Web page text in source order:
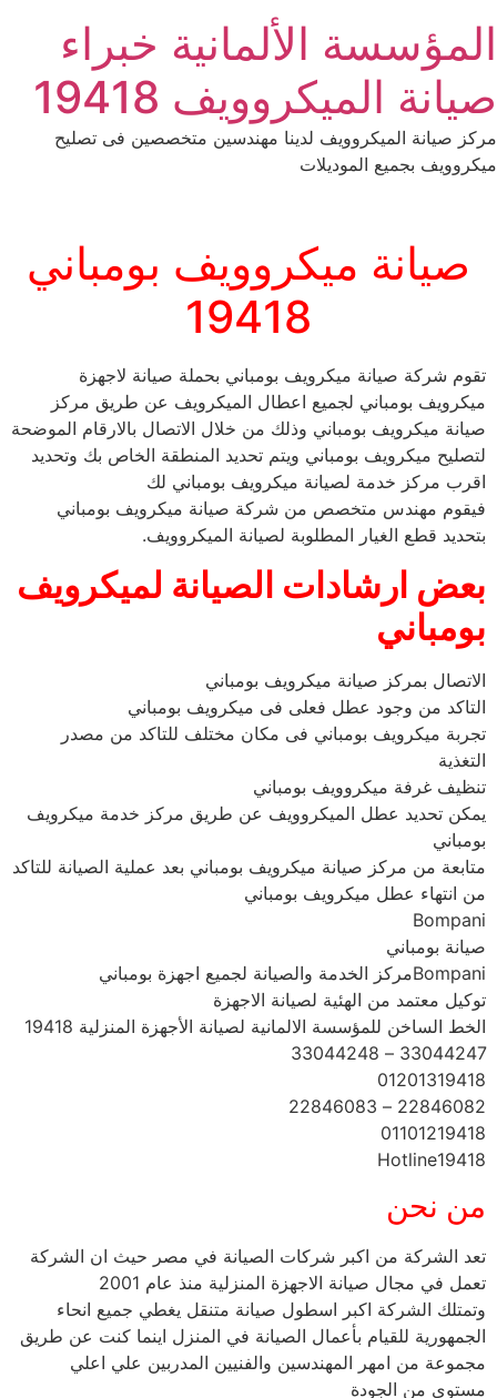
content
المؤسسة الألمانية خبراء
صيانة الميكروويف 19418
مركز صيانة الميكروويف لدينا مهندسين متخصصين فى تصليح
ميكروويف بجميع الموديلات
صيانة ميكروويف بومباني
19418
تقوم شركة صيانة ميكرويف بومباني بحملة صيانة لاجهزة
ميكرويف بومباني لجميع اعطال الميكرويف عن طريق مركز
صيانة ميكرويف بومباني وذلك من خلال الاتصال بالارقام الموضحة
لتصليح ميكرويف بومباني ويتم تحديد المنطقة الخاص بك وتحديد
اقرب مركز خدمة لصيانة ميكرويف بومباني لك
فيقوم مهندس متخصص من شركة صيانة ميكرويف بومباني
بتحديد قطع الغيار المطلوبة لصيانة الميكروويف.
بعض ارشادات الصيانة لميكرويف
بومباني
الاتصال بمركز صيانة ميكرويف بومباني
التاكد من وجود عطل فعلى فى ميكرويف بومباني
تجربة ميكرويف بومباني فى مكان مختلف للتاكد من مصدر
التغذية
تنظيف غرفة ميكروويف بومباني
يمكن تحديد عطل الميكروويف عن طريق مركز خدمة ميكرويف
بومباني
متابعة من مركز صيانة ميكرويف بومباني بعد عملية الصيانة للتاكد
من انتهاء عطل ميكرويف بومباني
Bompani
صيانة بومباني
Bompaniمركز الخدمة والصيانة لجميع اجهزة بومباني
توكيل معتمد من الهئية لصيانة الاجهزة
الخط الساخن للمؤسسة الالمانية لصيانة الأجهزة المنزلية 19418
33044247 – 33044248
01201319418
22846082 – 22846083
01101219418
Hotline19418
من نحن
تعد الشركة من اكبر شركات الصيانة في مصر حيث ان الشركة
تعمل في مجال صيانة الاجهزة المنزلية منذ عام 2001
وتمتلك الشركة اكبر اسطول صيانة متنقل يغطي جميع انحاء
الجمهورية للقيام بأعمال الصيانة في المنزل اينما كنت عن طريق
مجموعة من امهر المهندسين والفنيين المدربين علي اعلي
مستوي من الجودة